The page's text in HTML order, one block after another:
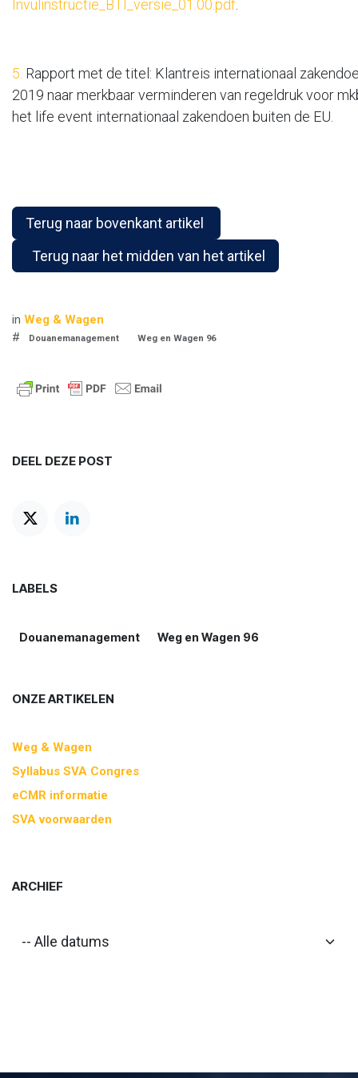
Invulinstructie_BTI_versie_01.00.pdf
5. Rapport met de titel: Klantreis internationaal
2019 naar merkbaar verminderen van regeldruk voor
het life event internationaal zakendoen buiten de EU.
Terug naar bovenkant artikel
Terug naar het midden van het artikel
in Weg & Wagen
#
Douanemanagement Weg en Wagen 96
DEEL DEZE POST
LABELS
Douanemanagement Weg en Wagen 96
ONZE ARTIKELEN
Weg & Wagen
Syllabus SVA Congres
eCMR informatie
SVA voorwaarden
ARCHIEF